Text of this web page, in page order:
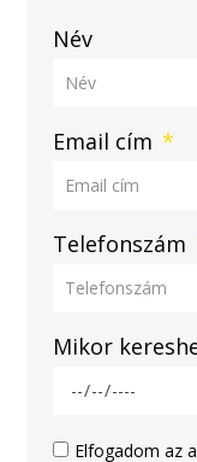
Név
Email cím
Telefonszám
Mikor
Elfogadom az